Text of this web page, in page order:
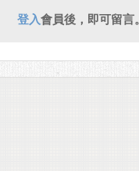
登入會員後，即可留言